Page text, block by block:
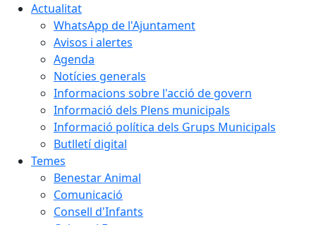
Actualitat
WhatsApp de l'Ajuntament
Avisos i alertes
Agenda
Notícies generals
Informacions sobre l'acció de govern
Informació dels Plens municipals
Informació política dels Grups Municipals
Butlletí digital
Temes
Benestar Animal
Comunicació
Consell d'Infants